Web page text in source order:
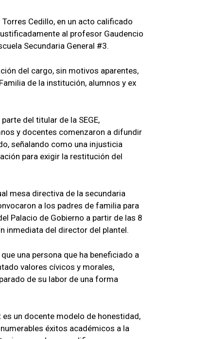
Cedillo, en un acto calificado
al profesor Gaudencio
Secundaria General #3.
del cargo, sin motivos aparentes,
de la institución, alumnos y ex
del titular de la SEGE,
y docentes comenzaron a difundir
señalando como una injusticia
para exigir la restitución del
mesa directiva de la secundaria
a los padres de familia para
Palacio de Gobierno a partir de las 8
inmediata del director del plantel.
una persona que ha beneficiado a
valores cívicos y morales,
de su labor de una forma
un docente modelo de honestidad,
éxitos académicos a la